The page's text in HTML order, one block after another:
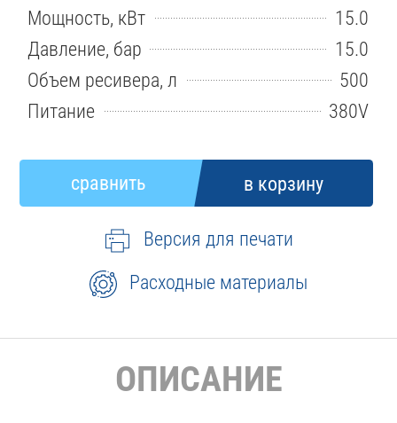
Мощность, кВт
15.0
Давление, бар
15.0
Объем ресивера, л
500
Питание
380V
Версия для печати
Расходные материалы
ОПИСАНИЕ